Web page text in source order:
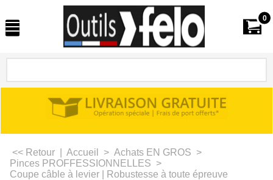
0
<< Retour Accueil > Achats EN GROS >
Pinces PROFFESSIONNELLES >
Coupe câble à levier | Robustesse à toute épreuve